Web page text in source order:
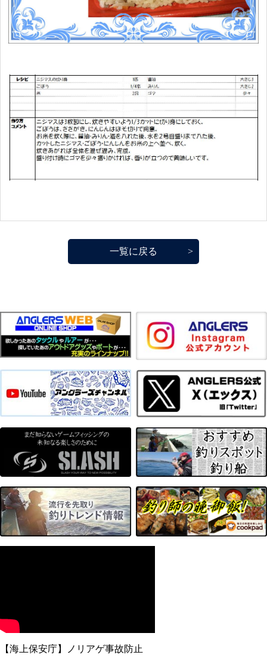
一覧に戻る
【海上保安庁】ノリアゲ事故防止